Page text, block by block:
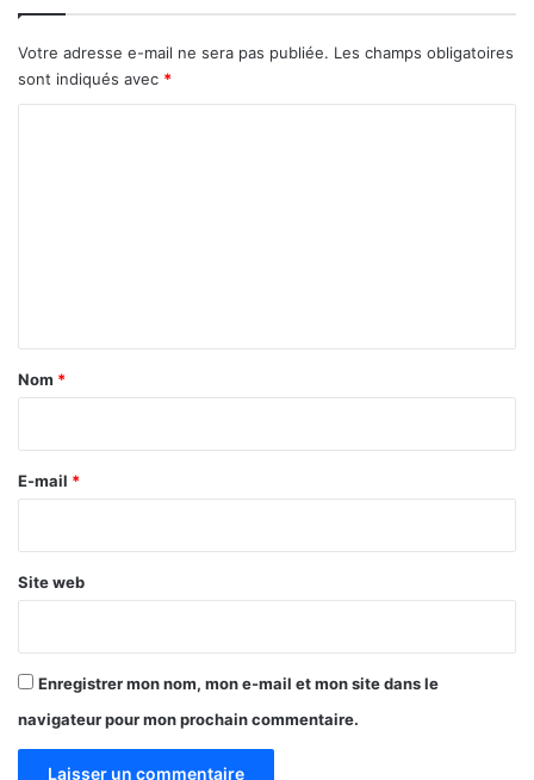
f
é
Votre adresse e-mail ne sera pas publiée. Les champs obligatoires
sont indiqués avec *
a
e
Nom *
E-mail *
Site web
Enregistrer mon nom, mon e-mail et mon site dans le
navigateur pour mon prochain commentaire.